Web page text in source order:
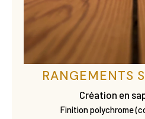
RANGEMENTS
Création en
Finition polychrome